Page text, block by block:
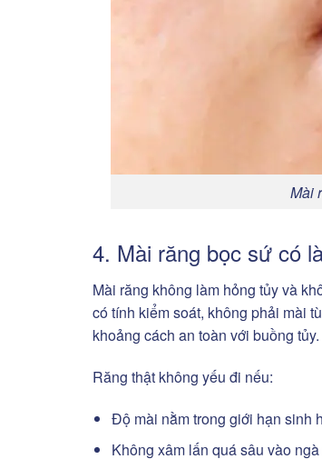
Mài
4. Mài răng bọc sứ có
Mài răng không làm hỏng tủy và
có tính kiểm soát, không phải mài
khoảng cách an toàn với buồng tủy.
Răng thật không yếu đi nếu:
Độ mài nằm trong giới hạn sinh
Không xâm lấn quá sâu vào